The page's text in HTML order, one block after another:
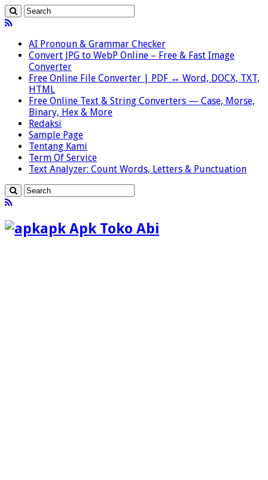
AI Pronoun & Grammar Checker
Convert JPG to WebP Online – Free & Fast Image
Converter
Free Online File Converter | PDF ↔ Word, DOCX, TXT,
HTML
Free Online Text & String Converters — Case, Morse,
Binary, Hex & More
Redaksi
Sample Page
Tentang Kami
Term Of Service
Text Analyzer: Count Words, Letters & Punctuation
apk Apk Toko Abi